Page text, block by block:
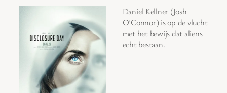
Daniel Kellner (Josh
O’Connor) is op de vlucht
met het bewijs dat aliens
echt bestaan.